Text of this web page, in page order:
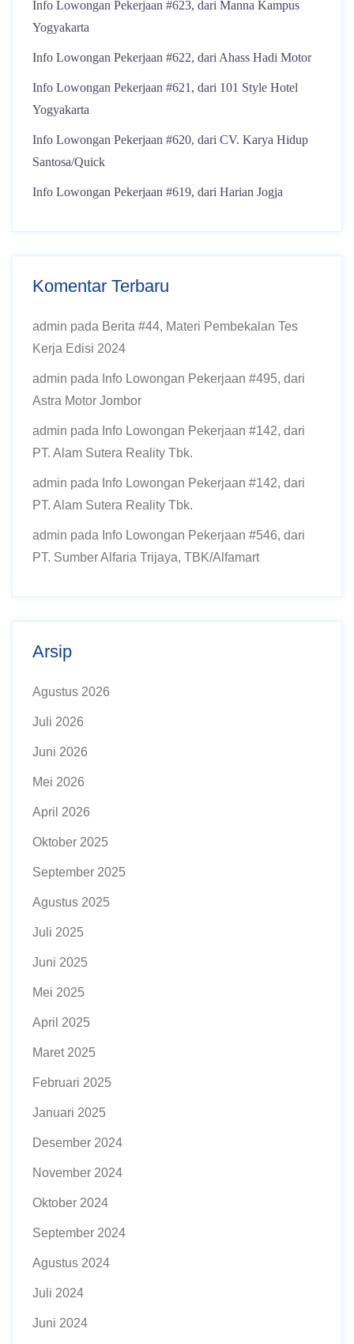
Info Lowongan Pekerjaan #623, dari Manna Kampus
Yogyakarta
Info Lowongan Pekerjaan #622, dari Ahass Hadi Motor
Info Lowongan Pekerjaan #621, dari 101 Style Hotel
Yogyakarta
Info Lowongan Pekerjaan #620, dari CV. Karya Hidup
Santosa/Quick
Info Lowongan Pekerjaan #619, dari Harian Jogja
Komentar Terbaru
admin pada Berita #44, Materi Pembekalan Tes
Kerja Edisi 2024
admin pada Info Lowongan Pekerjaan #495, dari
Astra Motor Jombor
admin pada Info Lowongan Pekerjaan #142, dari
PT. Alam Sutera Reality Tbk.
admin pada Info Lowongan Pekerjaan #142, dari
PT. Alam Sutera Reality Tbk.
admin pada Info Lowongan Pekerjaan #546, dari
PT. Sumber Alfaria Trijaya, TBK/Alfamart
Arsip
Agustus 2026
Juli 2026
Juni 2026
Mei 2026
April 2026
Oktober 2025
September 2025
Agustus 2025
Juli 2025
Juni 2025
Mei 2025
April 2025
Maret 2025
Februari 2025
Januari 2025
Desember 2024
November 2024
Oktober 2024
September 2024
Agustus 2024
Juli 2024
Juni 2024